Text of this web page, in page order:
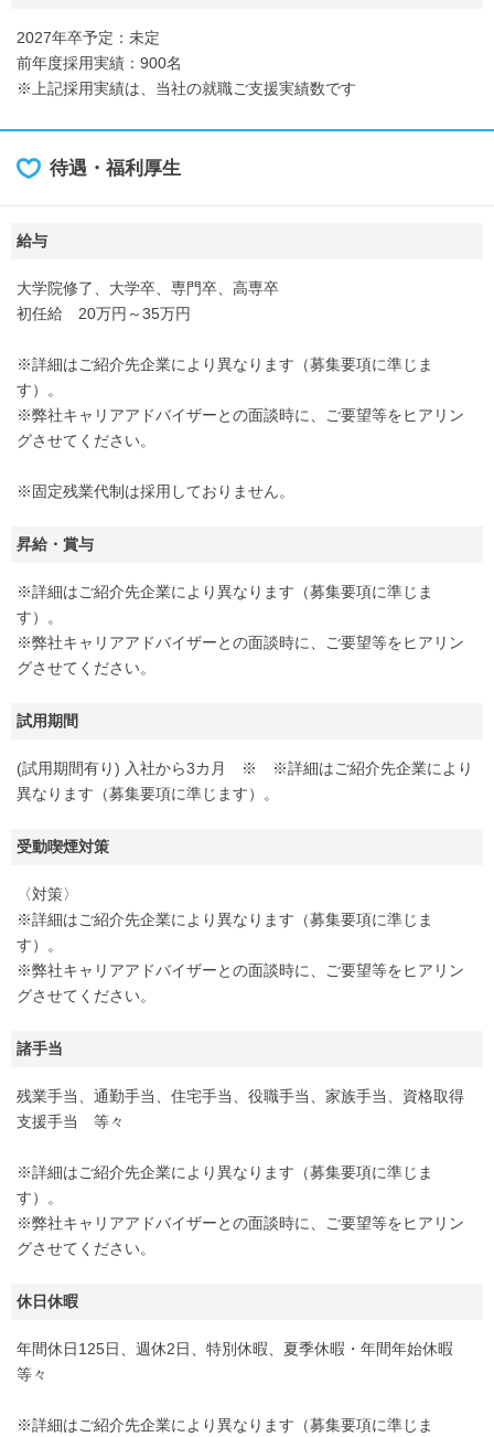
2027年卒予定：未定
前年度採用実績：900名
※上記採用実績は、当社の就職ご支援実績数です
待遇・福利厚生
給与
大学院修了、大学卒、専門卒、高専卒
初任給 20万円～35万円
※詳細はご紹介先企業により異なります（募集要項に準じま
す）。
※弊社キャリアアドバイザーとの面談時に、ご要望等をヒアリン
グさせてください。
※固定残業代制は採用しておりません。
昇給・賞与
※詳細はご紹介先企業により異なります（募集要項に準じま
す）。
※弊社キャリアアドバイザーとの面談時に、ご要望等をヒアリン
グさせてください。
試用期間
(試用期間有り) 入社から3カ月 ※ ※詳細はご紹介先企業により
異なります（募集要項に準じます）。
受動喫煙対策
〈対策〉
※詳細はご紹介先企業により異なります（募集要項に準じま
す）。
※弊社キャリアアドバイザーとの面談時に、ご要望等をヒアリン
グさせてください。
諸手当
残業手当、通勤手当、住宅手当、役職手当、家族手当、資格取得
支援手当 等々
※詳細はご紹介先企業により異なります（募集要項に準じま
す）。
※弊社キャリアアドバイザーとの面談時に、ご要望等をヒアリン
グさせてください。
休日休暇
年間休日125日、週休2日、特別休暇、夏季休暇・年間年始休暇
等々
※詳細はご紹介先企業により異なります（募集要項に準じま